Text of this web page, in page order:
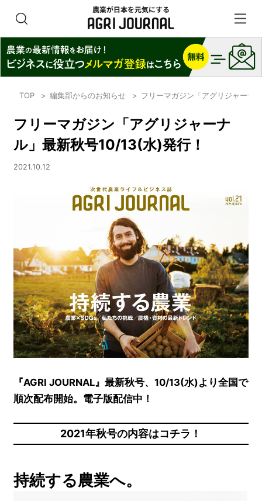
TOP 編集部からのお知らせ フリーマガジン「アグリジャーナ
フリーマガジン「アグリジャーナ
ル」最新秋号10/13(水)発行！
2021.10.12
『AGRI JOURNAL』最新秋号、10/13(水)より全国で
順次配布開始。電子版配信中！
2021年秋号の内容はコチラ！
持続する農業へ。